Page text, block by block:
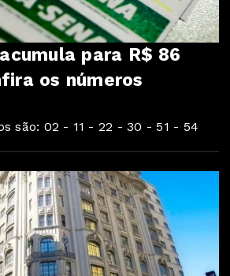
para R$ 86
os números
são: 02 - 11 - 22 - 30 - 51 - 54